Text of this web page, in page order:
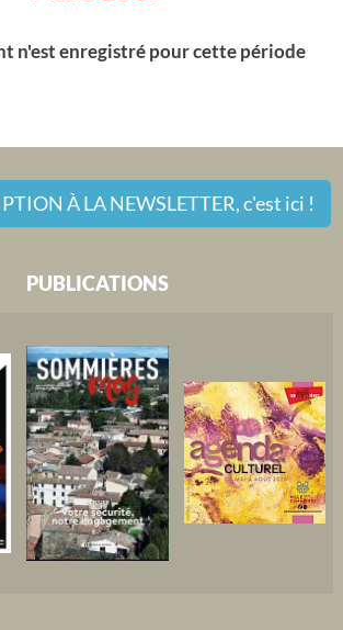
n'est enregistré pour cette période
À LA NEWSLETTER,c'est ici !
PUBLICATIONS